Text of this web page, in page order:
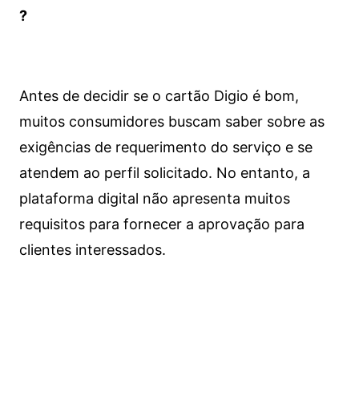
?
Antes de decidir se o cartão Digio é bom,
muitos consumidores buscam saber sobre as
exigências de requerimento do serviço e se
atendem ao perfil solicitado. No entanto, a
plataforma digital não apresenta muitos
requisitos para fornecer a aprovação para
clientes interessados.